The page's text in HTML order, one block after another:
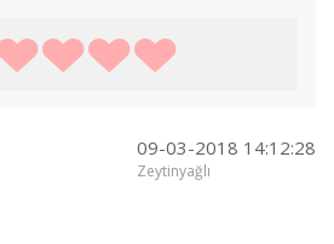
09-03-2018 14:12:28
Zeytinyağlı